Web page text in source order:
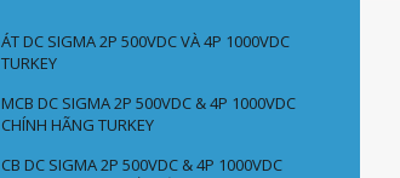
ÁT DC SIGMA 2P 500VDC VÀ 4P 1000VDC
TURKEY
MCB DC SIGMA 2P 500VDC & 4P 1000VDC
CHÍNH HÃNG TURKEY
CB DC SIGMA 2P 500VDC & 4P 1000VDC